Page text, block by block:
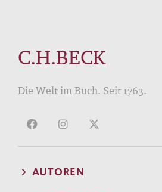
C.H.BECK
Die Welt im Buch. Seit 1763.
AUTOREN